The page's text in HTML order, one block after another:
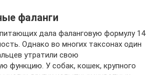
фаланги
дала фаланговую формулу 14
Однако во многих таксонах один
утратили свою
функцию. У собак, кошек, крупного